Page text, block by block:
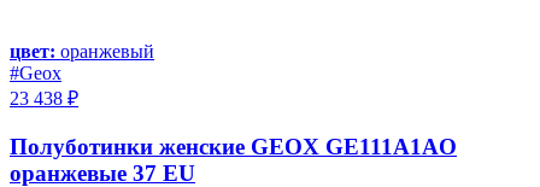
цвет: оранжевый
#Geox
23 438 ₽
Полуботинки женские GEOX GE111A1AO
оранжевые 37 EU